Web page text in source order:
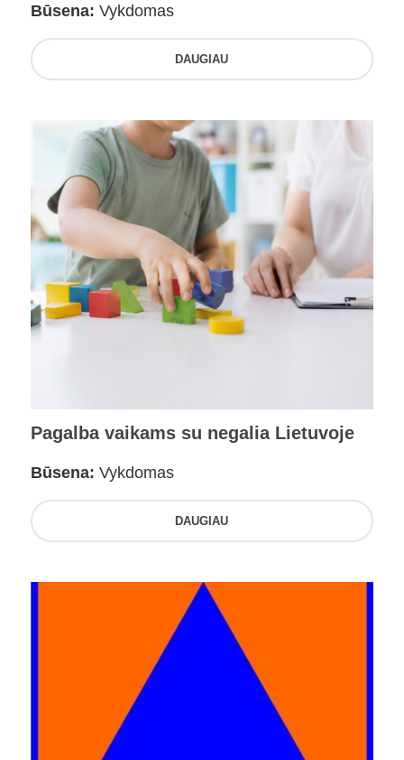
Būsena: Vykdomas
DAUGIAU
Pagalba vaikams su negalia Lietuvoje
Būsena: Vykdomas
DAUGIAU